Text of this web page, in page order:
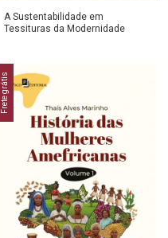
A Sustentabilidade em
Tessituras da Modernidade
Frete grátis